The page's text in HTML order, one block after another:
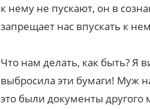
к нему не пускают, он в
запрещает нас впускать к
Что нам делать, как быть? Я
выбросила эти бумаги! Муж
это были документы другого